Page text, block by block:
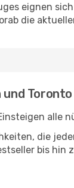
eignen
die
Toronto
die
bis hin